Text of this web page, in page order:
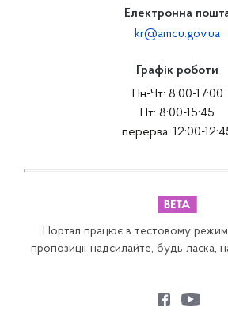
Електронна
kr@amcu.gov.ua
Графік роботи
Пн-Чт: 8:00-17:00
Пт: 8:00-15:45
перерва: 12:00-
Портал працює в тестовому
пропозиції надсилайте, будь ласка,